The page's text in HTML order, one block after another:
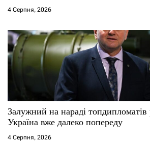
4 Серпня, 2026
Залужний на нараді
Україна вже далеко попереду
4 Серпня, 2026